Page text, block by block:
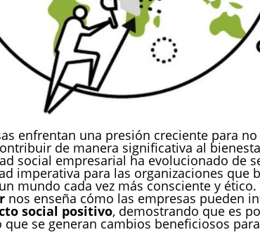
enfrentan una presión creciente para
de manera significativa al
social empresarial ha evolucionado de
imperativa para las organizaciones que
mundo cada vez más consciente y ético.
nos enseña cómo las empresas pueden
social positivo, demostrando que es
se generan cambios beneficiosos